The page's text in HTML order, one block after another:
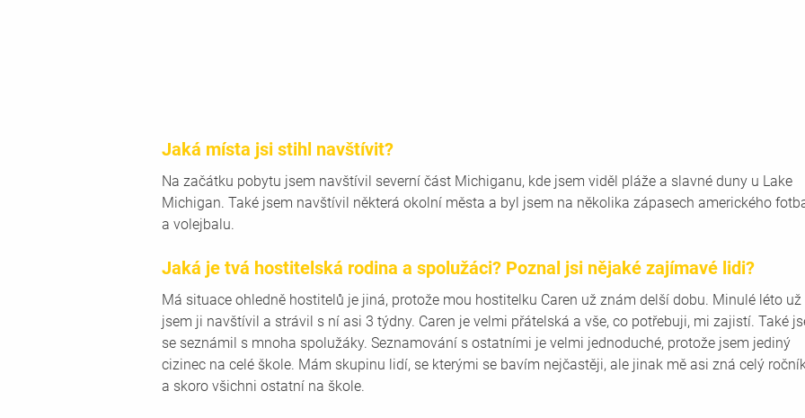
Jaká místa jsi stihl navštívit?
Na začátku pobytu jsem navštívil severní část Michiganu, kde jsem viděl pláže a slavné duny u Lake
Michigan. Také jsem navštívil některá okolní města a byl jsem na několika zápasech amerického
a volejbalu.
Jaká je tvá hostitelská rodina a spolužáci? Poznal jsi nějaké zajímavé lidi?
Má situace ohledně hostitelů je jiná, protože mou hostitelku Caren už znám delší dobu. Minulé léto už
jsem ji navštívil a strávil s ní asi 3 týdny. Caren je velmi přátelská a vše, co potřebuji, mi zajistí. Také
se seznámil s mnoha spolužáky. Seznamování s ostatními je velmi jednoduché, protože jsem jediný
cizinec na celé škole. Mám skupinu lidí, se kterými se bavím nejčastěji, ale jinak mě asi zná celý
a skoro všichni ostatní na škole.